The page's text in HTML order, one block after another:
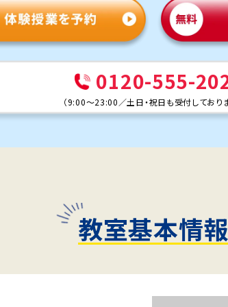
0120-555-
（9:00～23:00 ／土日・祝日も受付しており
教室基本情報